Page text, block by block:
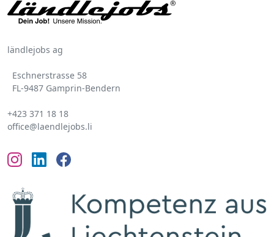
ländlejobs ag
Eschnerstrasse 58
FL-9487 Gamprin-Bendern
+423 371 18 18
office@laendlejobs.li